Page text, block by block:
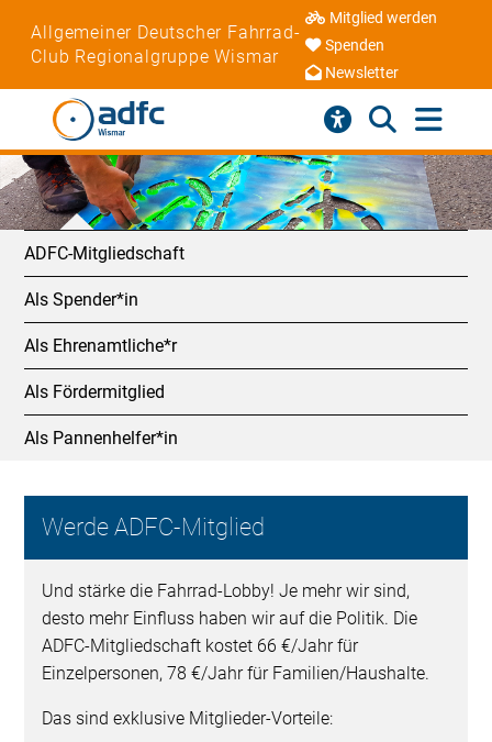
Allgemeiner Deutscher Fahrrad-
Club Regionalgruppe Wismar
Mitglied werden
Spenden
Newsletter
ADFC-Mitgliedschaft
Als Spender*in
Als Ehrenamtliche*r
Als Fördermitglied
Als Pannenhelfer*in
Werde ADFC-Mitglied
Und stärke die Fahrrad-Lobby! Je mehr wir sind,
desto mehr Einfluss haben wir auf die Politik. Die
ADFC-Mitgliedschaft kostet 66 €/Jahr für
Einzelpersonen, 78 €/Jahr für Familien/Haushalte.
Das sind exklusive Mitglieder-Vorteile: